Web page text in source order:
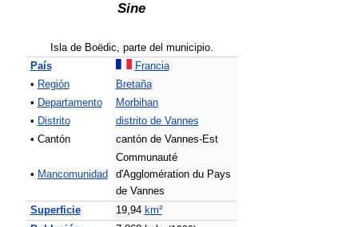
Sine
Isla de Boëdic, parte del municipio.
País
Francia
• Región
Bretaña
• Departamento
Morbihan
• Distrito
distrito de Vannes
• Cantón
cantón de Vannes-Est
• Mancomunidad
Communauté
d'Agglomération du Pays
de Vannes
Superficie
19,94 km²